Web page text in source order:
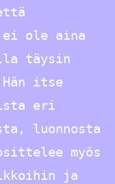
ei ole aina
täysin
itse
eri
luonnosta
myös
ja